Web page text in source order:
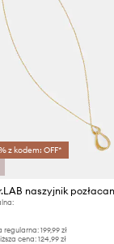
z kodem: OFF*
naszyjnik
regularna: 199,99 zł
cena: 124,99 zł